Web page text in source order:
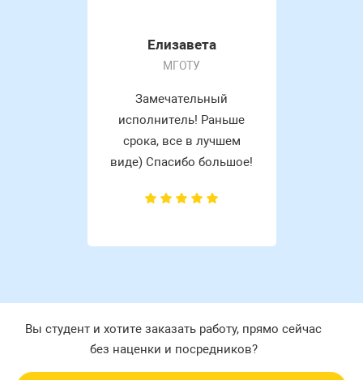
Елизавета
МГОТУ
Замечательный
исполнитель! Раньше
срока, все в лучшем
виде) Спасибо большое!
Вы студент и хотите заказать работу, прямо сейчас
без наценки и посредников?